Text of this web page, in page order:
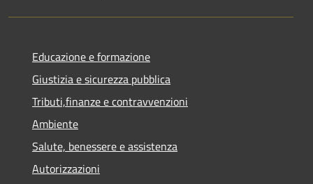
Educazione e formazione
Giustizia e sicurezza pubblica
Tributi,finanze e contravvenzioni
Ambiente
Salute, benessere e assistenza
Autorizzazioni